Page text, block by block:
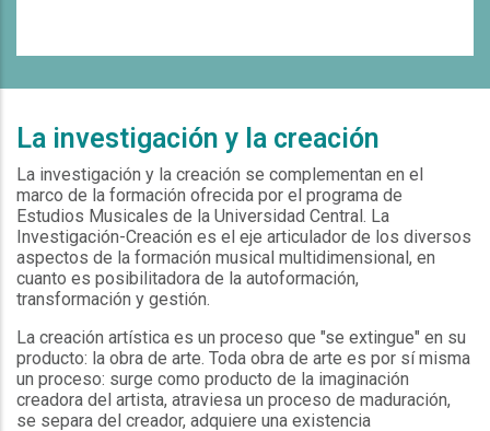
La investigación y la creación
La investigación y la creación se complementan en el
marco de la formación ofrecida por el programa de
Estudios Musicales de la Universidad Central. La
Investigación-Creación es el eje articulador de los diversos
aspectos de la formación musical multidimensional, en
cuanto es posibilitadora de la autoformación,
transformación y gestión.
La creación artística es un proceso que "se extingue" en su
producto: la obra de arte. Toda obra de arte es por sí misma
un proceso: surge como producto de la imaginación
creadora del artista, atraviesa un proceso de maduración,
se separa del creador, adquiere una existencia